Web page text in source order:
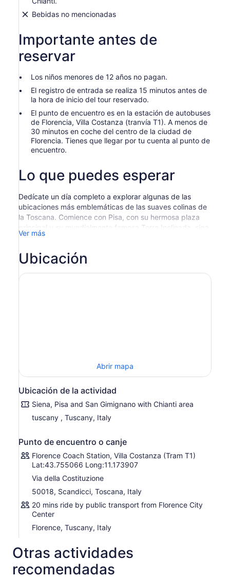
Bebidas no mencionadas
Importante antes de
reservar
Los niños menores de 12 años no pagan.
El registro de entrada se realiza 15 minutos antes de
la hora de inicio del tour reservado.
El punto de encuentro es en la estación de autobuses
de Florencia, Villa Costanza (tranvía T1). A menos de
30 minutos en coche del centro de la ciudad de
Florencia. Tienes que llegar por tu cuenta al punto de
encuentro.
Lo que puedes esperar
Dedícate un día completo a explorar algunas de las
ubicaciones más emblemáticas de las suaves colinas de
la Toscana. Comience con Pisa, con su hermosa plaza
principal y su mundialmente famosa Torre Inclinada, siga
hasta Siena, con su importante plaza Piazza del Campo,
medievales.
Comience su descubrimiento de la Toscana en o Pisa en
Continuaremos hacia la famosa ciudad de la Carrera de
de los mejores monumentos y edificios de la ciudad,
como la Piazza del Campo (donde se celebra la carrera
de caballos del Palio) y la Piazza del Duomo, donde
podrás ver el exterior de la magnífica Catedral.
Disfrute de su última parada en la ciudad medieval
amurallada de San Gimignano, declarada Patrimonio de
la Humanidad por la UNESCO debido a sus 14 antiguas
torres de piedra.
Visite Piazza Della Cisterna, Piazza del Duomo, pruebe el
mundialmente famoso Gelato y tome fotografías
impresionantes en sus caminos medievales con un
paisaje único.
Al final de su visita autoguiada en San Gimignano,
regresará a Florencia.
Recorrido en autobús (autoguiado)
Sólo transporte
Ver más
Ubicación
Abrir mapa
Ubicación de la actividad
Siena, Pisa and San Gimignano with Chianti area
tuscany , Tuscany, Italy
Punto de encuentro o canje
Florence Coach Station, Villa Costanza (Tram T1)
Lat:43.755066 Long:11.173907
Via della Costituzione
50018, Scandicci, Toscana, Italy
20 mins ride by public transport from Florence City
Center
Florence, Tuscany, Italy
Otras actividades
recomendadas